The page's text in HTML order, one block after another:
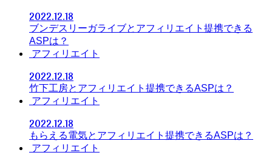
2022.12.18
ブンデスリーガライブとアフィリエイト提携できる
ASPは？
アフィリエイト
2022.12.18
竹下工房とアフィリエイト提携できるASPは？
アフィリエイト
2022.12.18
もらえる電気とアフィリエイト提携できるASPは？
アフィリエイト